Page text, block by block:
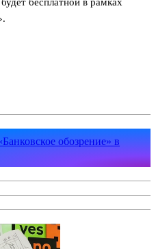
обозрение» в